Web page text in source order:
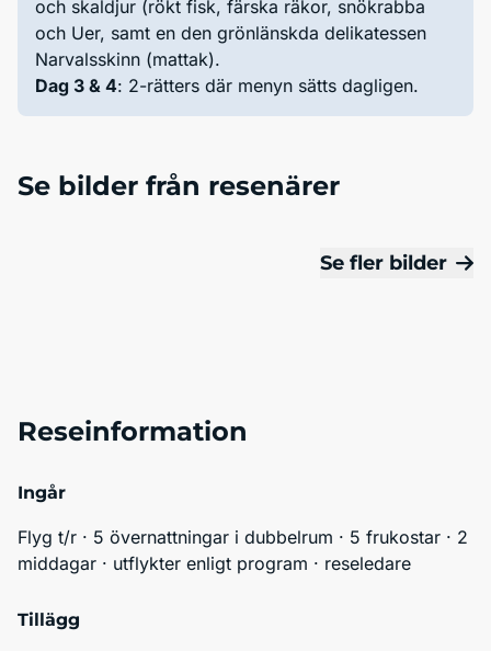
och skaldjur (rökt fisk, färska räkor, snökrabba
och Uer, samt en den grönlänskda delikatessen
Narvalsskinn (mattak).
Dag 3 & 4: 2-rätters där menyn sätts dagligen.
Se bilder från resenärer
Se fler bilder
Reseinformation
Ingår
Flyg t/r · 5 övernattningar i dubbelrum · 5 frukostar · 2
middagar · utflykter enligt program · reseledare
Tillägg